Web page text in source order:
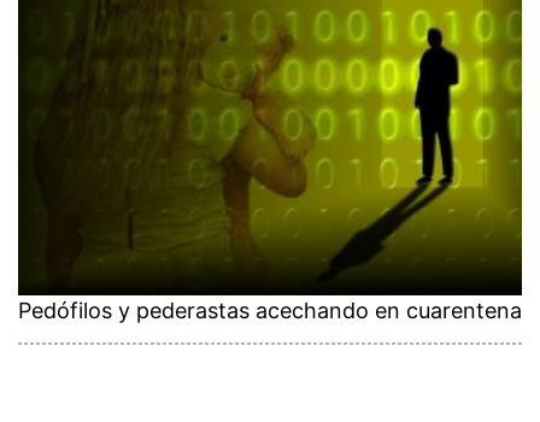
Pedófilos y pederastas acechando en cuarentena